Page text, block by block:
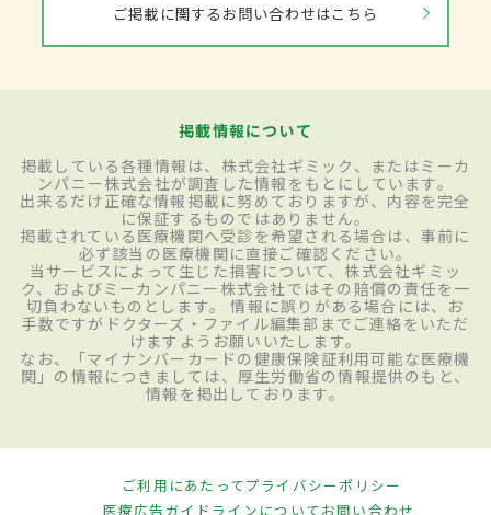
ご掲載に関するお問い合わせはこちら
掲載情報について
掲載している各種情報は、株式会社ギミック、またはミーカ
ンパニー株式会社が調査した情報をもとにしています。
出来るだけ正確な情報掲載に努めておりますが、内容を完全
に保証するものではありません。
掲載されている医療機関へ受診を希望される場合は、事前に
必ず該当の医療機関に直接ご確認ください。
当サービスによって生じた損害について、株式会社ギミッ
ク、およびミーカンパニー株式会社ではその賠償の責任を一
切負わないものとします。 情報に誤りがある場合には、お
手数ですがドクターズ・ファイル編集部までご連絡をいただ
けますようお願いいたします。
なお、「マイナンバーカードの健康保険証利用可能な医療機
関」の情報につきましては、厚生労働省の情報提供のもと、
情報を掲出しております。
ご利用にあたってプライバシーポリシー
医療広告ガイドラインについてお問い合わせ